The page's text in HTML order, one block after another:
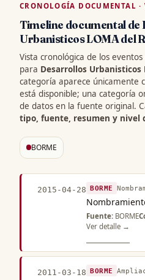
CRONOLOGÍA DOCUMENTAL
Timeline documental de
Urbanisticos LOMA del
Vista cronológica de los
para Desarrollos Urbanisticos
categoría aparece únicamente
está disponible; una categoría
de datos en la fuente original.
tipo, fuente, resumen y nivel
BORME
2015-04-28 BORME
Fuente: BORME
Ver detalle →
2011-03-18 BORME